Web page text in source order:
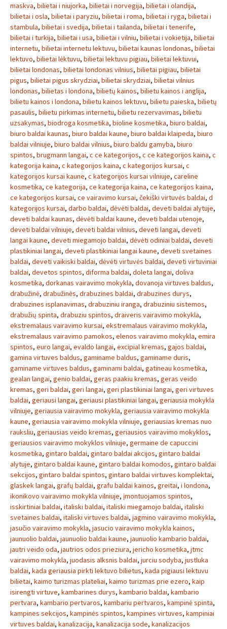
maskva, bilietai i niujorka, bilietai i norvegija, bilietai i olandija,
bilietai i osla, bilietai i paryziu, bilietai i roma, bilietai i ryga, bilietai i
stambula, bilietai i svedija, bilietai i tailanda, bilietai i tenerife,
bilietai i turkija, bilietai i usa, bilietai i vilniu, bilietai i vokietija, bilietai
internetu, bilietai internetu lektuvu, bilietai kaunas londonas, bilietai
lektuvo, bilietai lėktuvu, bilietai lektuvu pigiau, bilietai lektuvui,
bilietai londonas, bilietai londonas vilnius, bilietai pigiau, bilietai
pigus, bilietai pigus skrydziai, bilietai skrydziai, bilietai vilnius
londonas, bilietas i londona, bilietų kainos, bilietu kainos i anglija,
bilietu kainos i londona, bilietu kainos lektuvu, bilietu paieska, bilietų
pasaulis, bilietu pirkimas internetu, bilietu rezervavimas, bilietu
uzsakymas, biodroga kosmetika, bioline kosmetika, biuro baldai,
biuro baldai kaunas, biuro baldai kaune, biuro baldai klaipeda, biuro
baldai vilniuje, biuro baldai vilnius, biuro baldu gamyba, biuro
spintos, brugmann langai, c ce kategorijos, c ce kategorijos kaina, c
kategorija kaina, c kategorijos kaina, c kategorijos kursai, c
kategorijos kursai kaune, c kategorijos kursai vilniuje, careline
kosmetika, ce kategorija, ce kategorija kaina, ce kategorijos kaina,
ce kategorijos kursai, ce vairavimo kursai, čekiški virtuvės baldai, d
kategorijos kursai, darbo baldai, dėvėti baldai, deveti baldai alytuje,
deveti baldai kaunas, dėvėti baldai kaune, deveti baldai utenoje,
deveti baldai vilniuje, deveti baldai vilnius, deveti langai, deveti
langai kaune, deveti miegamojo baldai, dėvėti odiniai baldai, deveti
plastikiniai langai, deveti plastikiniai langai kaune, deveti svetaines
baldai, deveti vaikiski baldai, dėvėti virtuvės baldai, deveti virtuviniai
baldai, devetos spintos, diforma baldai, doleta langai, doliva
kosmetika, dorkanas vairavimo mokykla, dovanoja virtuves baldus,
drabužinė, drabužinės, drabuzines baldai, drabuzines durys,
drabuzines isplanavimas, drabuziniu iranga, drabuziniu sistemos,
drabužių spinta, drabuziu spintos, draiveris vairavimo mokykla,
ekstremalaus vairavimo kursai, ekstremalaus vairavimo mokykla,
ekstremalaus vairavimo pamokos, elenos vairavimo mokykla, emira
spintos, euro langai, evaldo langai, excipial kremas, gajos baldai,
gamina virtuves baldus, gaminame baldus, gaminame duris,
gaminame virtuves baldus, gaminami baldai, gatineau kosmetika,
gealan langai, genio baldai, geras paakiu kremas, geras veido
kremas, geri baldai, geri langai, geri plastikiniai langai, geri virtuves
baldai, geriausi langai, geriausi plastikiniai langai, geriausia mokykla
vilniuje, geriausia vairavimo mokykla, geriausia vairavimo mokykla
kaune, geriausia vairavimo mokykla vilniuje, geriausias kremas nuo
rauksliu, geriausias veido kremas, geriausios vairavimo mokyklos,
geriausios vairavimo mokyklos vilniuje, germaine de capuccini
kosmetika, gintaro baldai, gintaro baldai akcijos, gintaro baldai
alytuje, gintaro baldai kaune, gintaro baldai komodos, gintaro baldai
sekcijos, gintaro baldai spintos, gintaro baldai virtuves komplektai,
glaskek langai, grafų baldai, grafu baldai kainos, greitai, i londona,
ikonikovo vairavimo mokykla vilniuje, įmontuojamos spintos,
isskirtiniai baldai, italiski baldai, italiski miegamojo baldai, italiski
svetaines baldai, italiski virtuves baldai, jagmino vairavimo mokykla,
jasučio vairavimo mokykla, jasucio vairavimo mokykla kainos,
jaunuolio baldai, jaunuolio baldai kaune, jaunuolio kambario baldai,
jautri veido oda, jautrios odos prieziura, jericho kosmetika, jtmc
vairavimo mokykla, juodasis alksnis baldai, jurciu sodyba, justluka
baldai, kada geriausia pirkti lektuvo bilietus, kada pigiausi lektuvu
bilietai, kaimo turizmas plateliai, kaimo turizmas prie ezero, kaip
isirengti virtuve, kambarines durys, kambario baldai, kambario
pertvara, kambario pertvaros, kambariu pertvaros, kampinė spinta,
kampines sekcijos, kampinės spintos, kampines virtuves, kampiniai
virtuves baldai, kanalizacija, kanalizacija sode, kanalizacijos